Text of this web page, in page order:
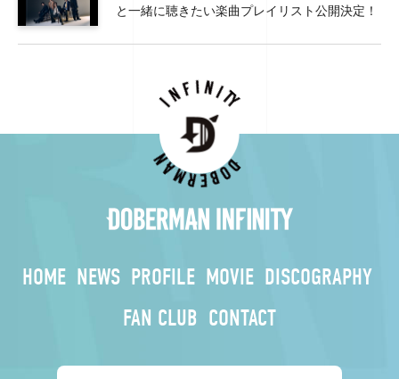
と一緒に聴きたい楽曲プレイリスト公開決定！
HOME NEWS PROFILE MOVIE DISCOGRAPHY
FAN CLUB CONTACT